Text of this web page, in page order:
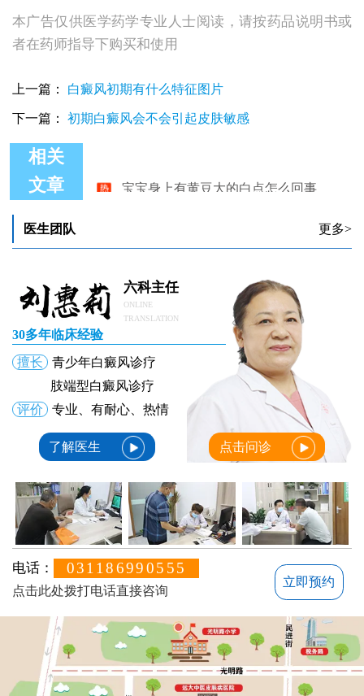
本广告仅供医学药学专业人士阅读，请按药品说明书或
者在药师指导下购买和使用
上一篇： 白癜风初期有什么特征图片
下一篇： 初期白癜风会不会引起皮肤敏感
相关
文章
宝宝身上有白癜风是缺少微量元素吗
医生团队 更多>
六科主任
ONLINE
TRANSLATION
30多年临床经验
擅长
青少年白癜风诊疗
肢端型白癜风诊疗
评价
专业、有耐心、热情
了解医生 点击问诊
电话： 031186990555
点击此处拨打电话直接咨询
立即预约